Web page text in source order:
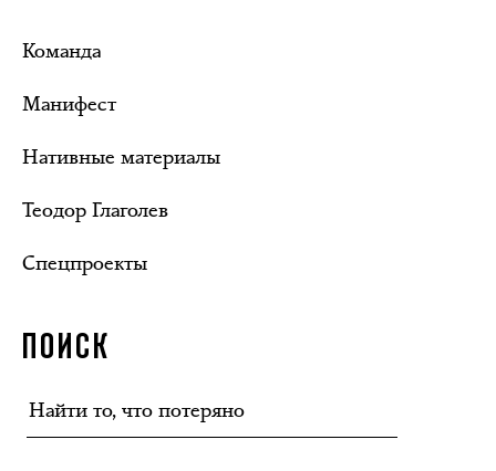
Команда
Манифест
Нативные материалы
Теодор Глаголев
Спецпроекты
ПОИСК